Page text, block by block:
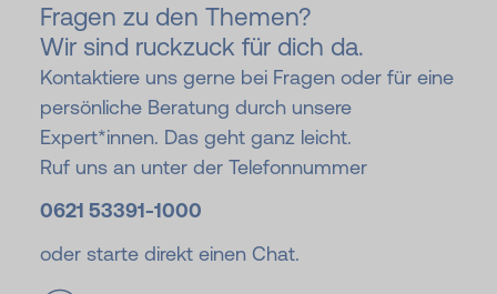
Fragen zu den Themen?
Wir sind ruckzuck für dich da.
Kontaktiere uns gerne bei Fragen oder für eine
persönliche Beratung durch unsere
Expert*innen. Das geht ganz leicht.
Ruf uns an unter der Telefonnummer
0621 53391-1000
oder starte direkt einen Chat.